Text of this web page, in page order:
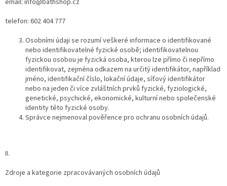
telefon: 602 404 777
Osobními údaji se rozumí veškeré informace o identifikované
nebo identifikovatelné fyzické osobě; identifikovatelnou
fyzickou osobou je fyzická osoba, kterou lze přímo či nepřímo
identifikovat, zejména odkazem na určitý identifikátor, například
jméno, identifikační číslo, lokační údaje, síťový identifikátor
nebo na jeden či více zvláštních prvků fyzické, fyziologické,
genetické, psychické, ekonomické, kulturní nebo společenské
identity této fyzické osoby.
Správce nejmenoval pověřence pro ochranu osobních údajů.
II.
Zdroje a kategorie zpracovávaných osobních údajů